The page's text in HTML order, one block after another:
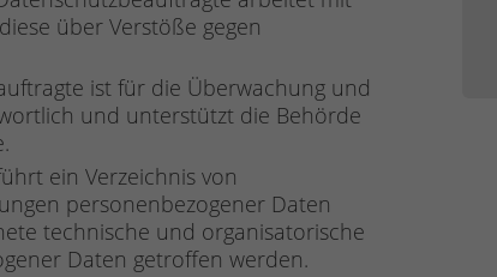
über Verstöße gegen
ist für die Überwachung und
und unterstützt die Behörde
ein Verzeichnis von
personenbezogener Daten
technische und organisatorische
Daten getroffen werden.